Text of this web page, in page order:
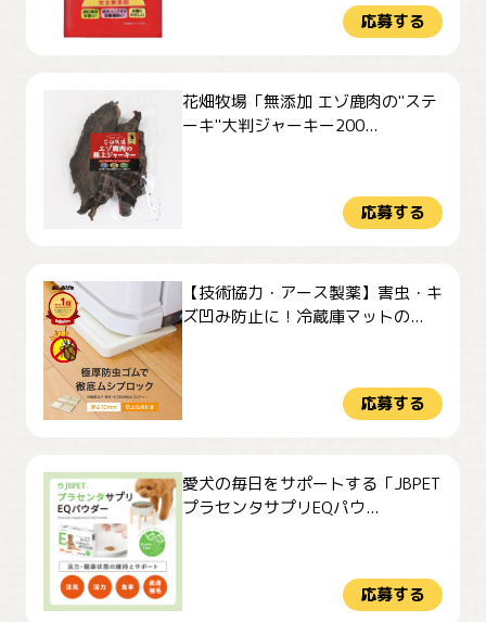
応募する
花畑牧場「無添加 エゾ鹿肉の"ステ
ーキ"大判ジャーキー200...
応募する
【技術協力・アース製薬】害虫・キ
ズ凹み防止に！冷蔵庫マットの...
応募する
愛犬の毎日をサポートする「JBPET
プラセンタサプリEQパウ...
応募する